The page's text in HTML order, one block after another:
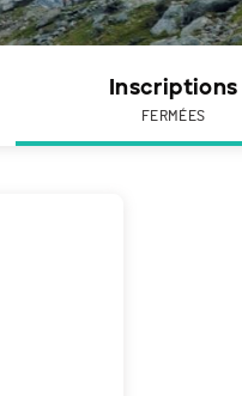
Inscriptions
FERMÉES